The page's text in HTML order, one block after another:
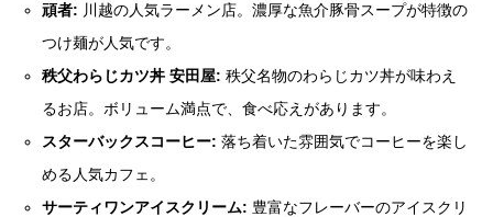
頑者: 川越の人気ラーメン店。濃厚な魚介豚骨スープが特徴の
つけ麺が人気です。
秩父わらじカツ丼 安田屋: 秩父名物のわらじカツ丼が味わえ
るお店。ボリューム満点で、食べ応えがあります。
スターバックスコーヒー: 落ち着いた雰囲気でコーヒーを楽し
める人気カフェ。
サーティワンアイスクリーム: 豊富なフレーバーのアイスクリ